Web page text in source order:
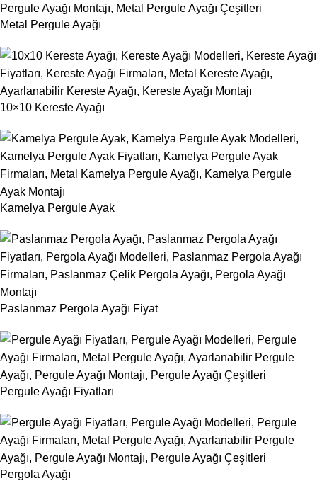
Metal Pergule Ayağı
10×10 Kereste Ayağı
Kamelya Pergule Ayak
Paslanmaz Pergola Ayağı Fiyat
Pergule Ayağı Fiyatları
Pergola Ayağı